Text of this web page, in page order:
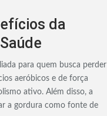
da
para quem busca perder
aeróbicos e de força
ativo. Além disso, a
a gordura como fonte de